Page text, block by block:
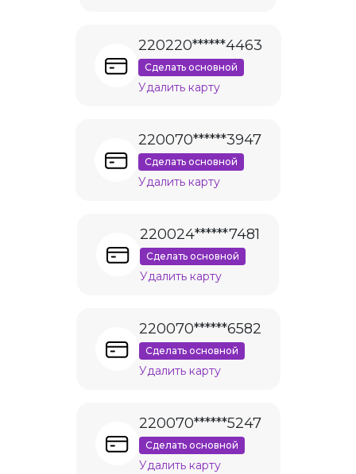
220220******4463
Сделать основной
Удалить карту
220070******3947
Сделать основной
Удалить карту
220024******7481
Сделать основной
Удалить карту
220070******6582
Сделать основной
Удалить карту
220070******5247
Сделать основной
Удалить карту